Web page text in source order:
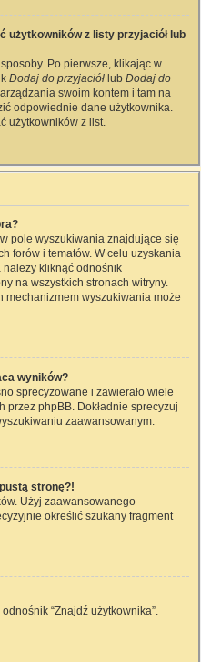
użytkowników z listy przyjaciół lub
Po pierwsze, klikając w
Dodaj do przyjaciół lub Dodaj do
swoim kontem i tam na
odpowiednie dane użytkownika.
użytkowników z list.
pole wyszukiwania znajdujące się
forów i tematów. W celu uzyskania
kliknąć odnośnik
na wszystkich stronach witryny.
mechanizmem wyszukiwania może
wyników?
sprecyzowane i zawierało wiele
phpBB. Dokładnie sprecyzuj
zaawansowanym.
stronę?!
Użyj zaawansowanego
określić szukany fragment
“Znajdź użytkownika”.